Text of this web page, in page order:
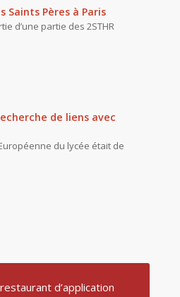
Saints Pères à Paris
d’une partie des 2STHR
de liens avec
du lycée était de
d’application